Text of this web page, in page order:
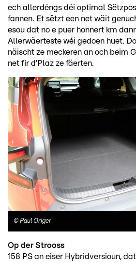
ech allerdéngs déi optimal
fannen. Et sëtzt een net wäit
esou dat no e puer honnert km
Allerwäerteste wéi gedoen huet.
näischt ze meckeren an och beim
net fir d’Plaz ze fäerten.
© Paul Origer
Op der Strooss
158 PS an eiser Hybridversioun,